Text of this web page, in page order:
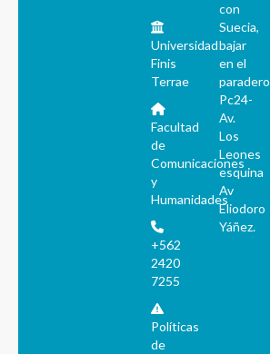
Universidad
Finis
Terrae
Facultad
de
Comunicaciones
y
Humanidades
+562
2420
7255
Políticas
de
con
Suecia,
bajar
en el
paradero
Pc24-
Av.
Los
Leones
esquina
Av
Eliodoro
Yáñez.